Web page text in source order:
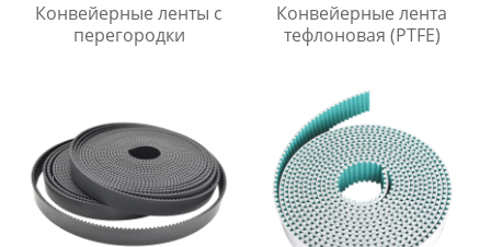
Конвейерные ленты с
перегородки
Конвейерные лента
тефлоновая (PTFE)